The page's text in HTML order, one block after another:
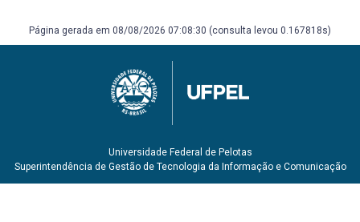
Página gerada em 08/08/2026 07:08:30 (consulta levou 0.167818s)
Universidade Federal de Pelotas
Superintendência de Gestão de Tecnologia da Informação e Comunicação